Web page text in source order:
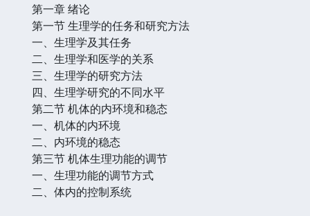
第一章 绪论
第一节 生理学的任务和研究方法
一、生理学及其任务
二、生理学和医学的关系
三、生理学的研究方法
四、生理学研究的不同水平
第二节 机体的内环境和稳态
一、机体的内环境
二、内环境的稳态
第三节 机体生理功能的调节
一、生理功能的调节方式
二、体内的控制系统